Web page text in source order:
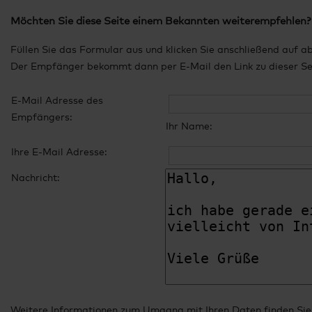
Möchten Sie diese Seite einem Bekannten weiterempfehlen?
Füllen Sie das Formular aus und klicken Sie anschließend auf
Der Empfänger bekommt dann per E-Mail den Link zu dieser
E-Mail Adresse des
Empfängers:
Ihr Name:
Ihre E-Mail Adresse:
Nachricht:
Weitere Informationen zum Umgang mit Ihren Daten finden